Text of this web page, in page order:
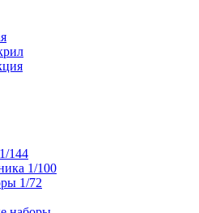
144
1/100
1/72